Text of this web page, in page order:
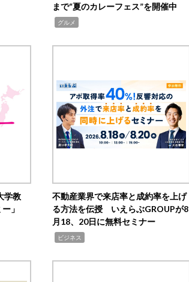
まで“夏のカレーフェス”を開催中
グルメ
学教
ー」
不動産業界で来店率と成約率を上げ
る方法を伝授 いえらぶGROUPが8
月18、20日に無料セミナー
ビジネス